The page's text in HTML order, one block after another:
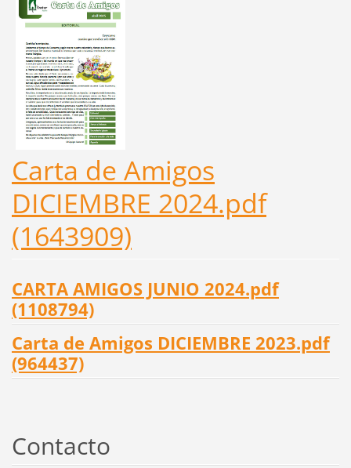
Carta de Amigos
DICIEMBRE 2024.pdf
(1643909)
CARTA AMIGOS JUNIO 2024.pdf
(1108794)
Carta de Amigos DICIEMBRE 2023.pdf
(964437)
Contacto